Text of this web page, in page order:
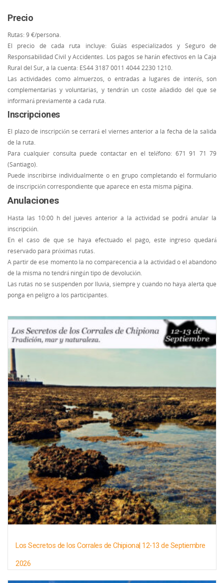
Precio
Rutas: 9 €/persona.
El precio de cada ruta incluye: Guías especializados y Seguro de
Responsabilidad Civil y Accidentes. Los pagos se harán efectivos en la Caja
Rural del Sur, a la cuenta: ES44 3187 0011 4044 2230 1210.
Las actividades como almuerzos, o entradas a lugares de interés, son
complementarias y voluntarias, y tendrán un coste añadido del que se
informará previamente a cada ruta.
Inscripciones
El plazo de inscripción se cerrará el viernes anterior a la fecha de la salida
de la ruta.
Para cualquier consulta puede contactar en el teléfono: 671 91 71 79
(Santiago).
Puede inscribirse individualmente o en grupo completando el formulario
de inscripción correspondiente que aparece en esta misma página.
Anulaciones
Hasta las 10:00 h del jueves anterior a la actividad se podrá anular la
inscripción.
En el caso de que se haya efectuado el pago, este ingreso quedará
reservado para próximas rutas.
A partir de ese momento la no comparecencia a la actividad o el abandono
de la misma no tendrá ningún tipo de devolución.
Las rutas no se suspenden por lluvia, siempre y cuando no haya alerta que
ponga en peligro a los participantes.
Los Secretos de los Corrales de Chipiona| 12-13 de Septiembre
2026